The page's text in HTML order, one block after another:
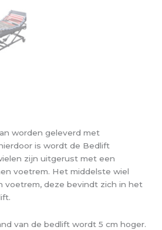
worden geleverd met
is wordt de Bedlift
zijn uitgerust met een
voetrem. Het middelste wiel
voetrem, deze bevindt zich in het
van de bedlift wordt 5 cm hoger.